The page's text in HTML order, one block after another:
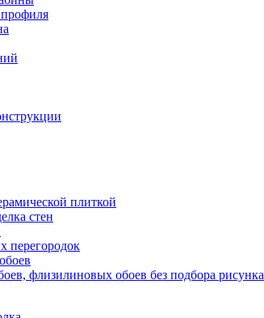
плиткой
стен
перегородок
флизилиновых обоев без подбора рисунка